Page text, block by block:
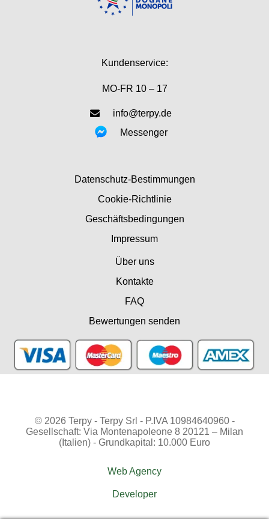
Kundenservice:
MO-FR 10 – 17
info@terpy.de
Messenger
Datenschutz-Bestimmungen
Cookie-Richtlinie
Geschäftsbedingungen
Impressum
Über uns
Kontakte
FAQ
Bewertungen senden
© 2026 Terpy - Terpy Srl - P.IVA 10984640960 -
Gesellschaft: Via Montenapoleone 8 20121 – Milan
(Italien) - Grundkapital: 10.000 Euro
Web Agency
Developer